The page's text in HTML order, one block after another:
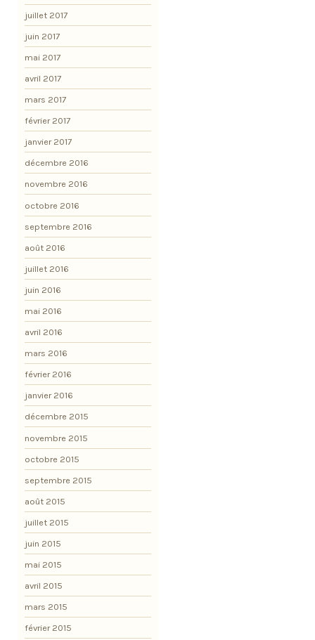
juillet 2017
juin 2017
mai 2017
avril 2017
mars 2017
février 2017
janvier 2017
décembre 2016
novembre 2016
octobre 2016
septembre 2016
août 2016
juillet 2016
juin 2016
mai 2016
avril 2016
mars 2016
février 2016
janvier 2016
décembre 2015
novembre 2015
octobre 2015
septembre 2015
août 2015
juillet 2015
juin 2015
mai 2015
avril 2015
mars 2015
février 2015